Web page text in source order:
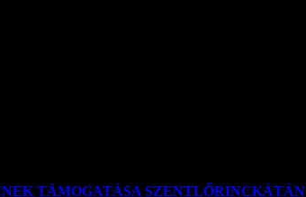
TÁMOGATÁSA SZENTLŐRINCKÁTÁN